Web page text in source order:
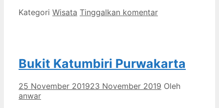
Kategori Wisata Tinggalkan komentar
Bukit Katumbiri Purwakarta
25 November 201923 November 2019 Oleh
anwar